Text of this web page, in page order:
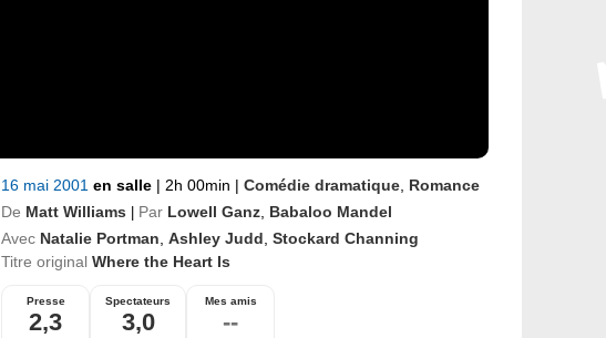
16 mai 2001 en salle | 2h 00min | Comédie dramatique Romance
De Matt Williams | Par Lowell Ganz Babaloo Mandel
Avec Natalie Portman Ashley Judd Stockard Channing
Titre original Where the Heart Is
Presse
2,3
Spectateurs
3,0
Mes amis
--